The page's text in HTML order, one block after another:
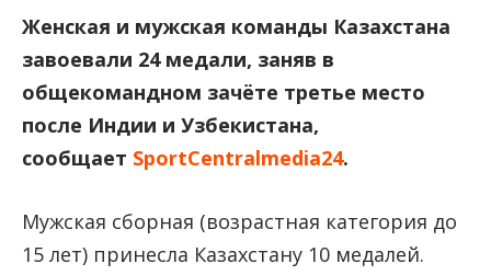
Женская и мужская команды Казахстана
завоевали 24 медали, заняв в
общекомандном зачёте третье место
после Индии и Узбекистана,
сообщает SportCentralmedia24.
Мужская сборная (возрастная категория до
15 лет) принесла Казахстану 10 медалей.